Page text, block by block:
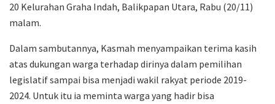
20 Kelurahan Graha Indah, Balikpapan Utara, Rabu (20/11)
malam.
Dalam sambutannya, Kasmah menyampaikan terima kasih
atas dukungan warga terhadap dirinya dalam pemilihan
legislatif sampai bisa menjadi wakil rakyat periode 2019-
2024. Untuk itu ia meminta warga yang hadir bisa